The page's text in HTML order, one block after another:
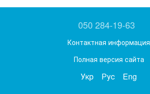
050 284-19-63
Контактная информация
Полная версия сайта
Укр Рус Eng